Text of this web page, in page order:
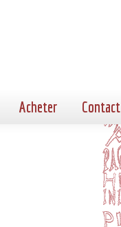
Acheter Contact